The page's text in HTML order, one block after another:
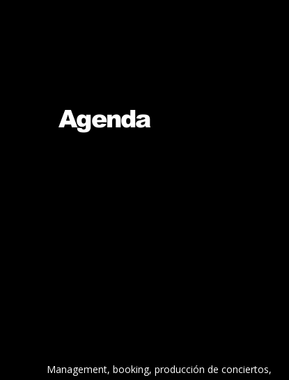
Agenda
Management, booking, producción de conciertos,